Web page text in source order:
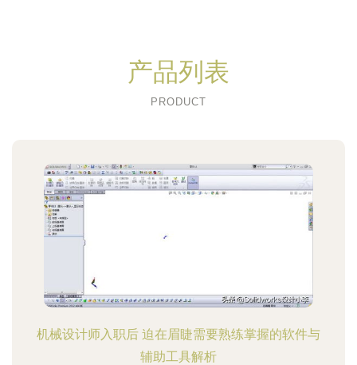
产品列表
PRODUCT
机械设计师入职后 迫在眉睫需要熟练掌握的软件与
辅助工具解析